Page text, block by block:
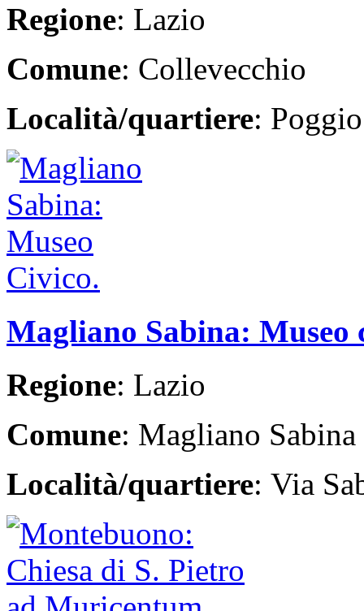
Regione: Lazio
Comune: Collevecchio
Località/quartiere:
Magliano Sabina: Museo
Regione: Lazio
Comune: Magliano Sabina
Località/quartiere: Via